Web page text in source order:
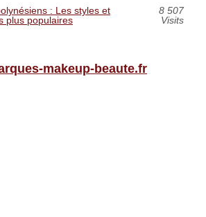
: Les styles et
plus populaires
8 507
Visits
makeup-beaute.fr